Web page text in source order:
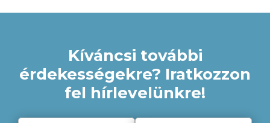
Kíváncsi további
érdekességekre? Iratkozzon
fel hírlevelünkre!